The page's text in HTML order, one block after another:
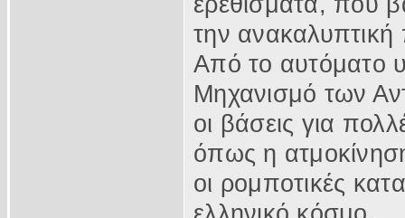
την
Από το αυτόματο
Μηχανισμό των
οι βάσεις για
όπως η
οι ρομποτικές